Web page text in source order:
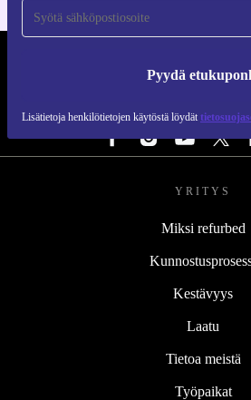
Pyydä
Lisätietoja henkilötietojen käytöstä löydät
YRITYS
Miksi refurbed
Kestävyys
Laatu
Tietoa meistä
Työpaikat